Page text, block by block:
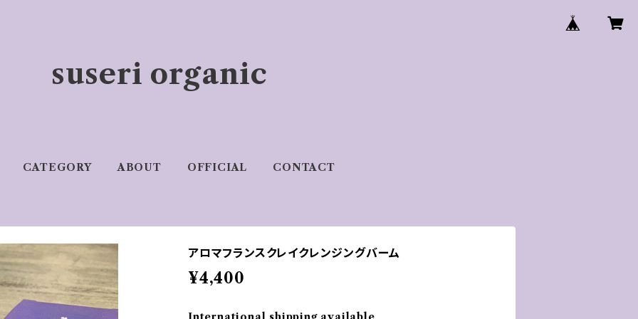
suseri organic
CATEGORY ABOUT OFFICIAL CONTACT
アロマフランスクレイクレンジングバーム
¥4,400